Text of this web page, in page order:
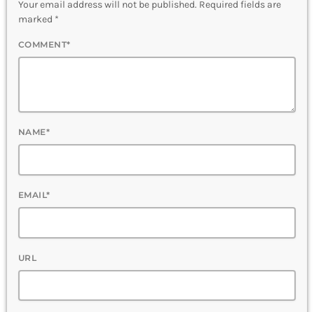
Your email address will not be published. Required fields are
marked *
COMMENT*
NAME*
EMAIL*
URL